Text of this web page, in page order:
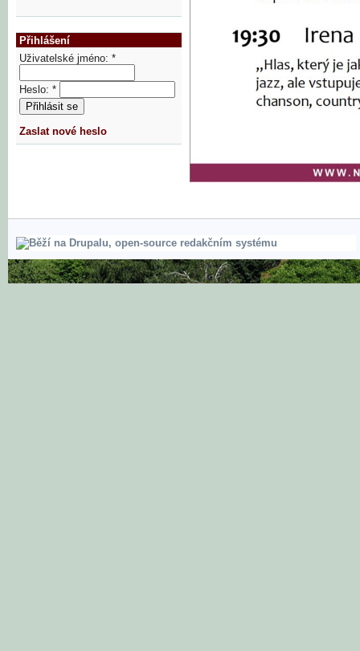
Přihlášení
Uživatelské jméno: *
Heslo: *
Zaslat nové heslo